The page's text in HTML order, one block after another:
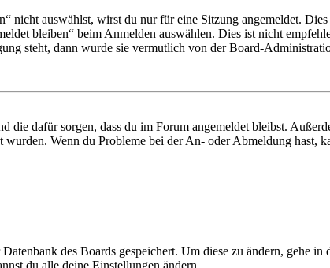
nicht auswählst, wirst du nur für eine Sitzung angemeldet.
bleiben“ beim Anmelden auswählen. Dies ist nicht
steht, dann wurde sie vermutlich von der Board-
die dafür sorgen, dass du im Forum angemeldet bleibst.
Wenn du Probleme bei der An- oder Abmeldung hast,
des Boards gespeichert. Um diese zu ändern, gehe